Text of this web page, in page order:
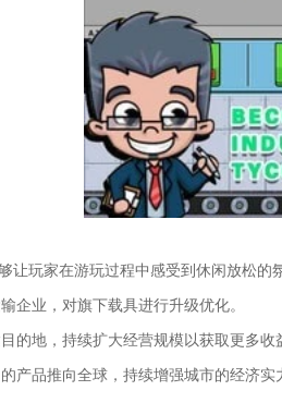
让玩家在游玩过程中感受到休闲放松的
企业，对旗下载具进行升级优化。
的地，持续扩大经营规模以获取更多收
产品推向全球，持续增强城市的经济实